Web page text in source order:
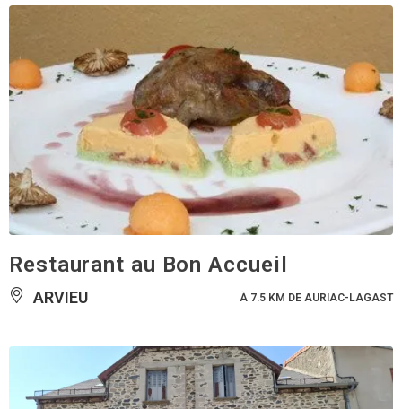
Restaurant au Bon Accueil
ARVIEU À 7.5 KM DE AURIAC-LAGAST